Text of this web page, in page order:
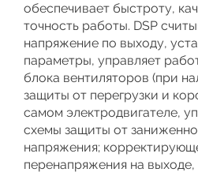
обеспечивает быстроту,
точность работы. DSP
напряжение по выходу,
параметры, управляет
блока вентиляторов (при
защиты от перегрузки и
самом электродвигателе,
схемы защиты от
напряжения;
перенапряжения на выходе,